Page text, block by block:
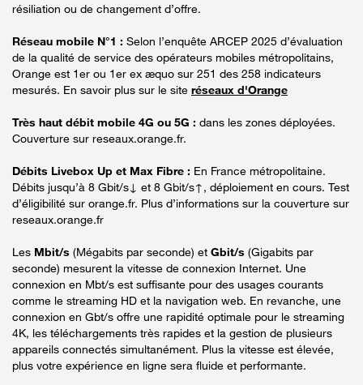
résiliation ou de changement d’offre.
Réseau mobile N°1 : Selon l’enquête ARCEP 2025 d’évaluation
de la qualité de service des opérateurs mobiles métropolitains,
Orange est 1er ou 1er ex æquo sur 251 des 258 indicateurs
mesurés. En savoir plus sur le site réseaux d'Orange
Très haut débit mobile 4G ou 5G : dans les zones déployées.
Couverture sur reseaux.orange.fr.
Débits Livebox Up et Max Fibre : En France métropolitaine.
Débits jusqu’à 8 Gbit/s↓ et 8 Gbit/s↑, déploiement en cours. Test
d’éligibilité sur orange.fr. Plus d’informations sur la couverture sur
reseaux.orange.fr
Les Mbit/s (Mégabits par seconde) et Gbit/s (Gigabits par
seconde) mesurent la vitesse de connexion Internet. Une
connexion en Mbt/s est suffisante pour des usages courants
comme le streaming HD et la navigation web. En revanche, une
connexion en Gbt/s offre une rapidité optimale pour le streaming
4K, les téléchargements très rapides et la gestion de plusieurs
appareils connectés simultanément. Plus la vitesse est élevée,
plus votre expérience en ligne sera fluide et performante.